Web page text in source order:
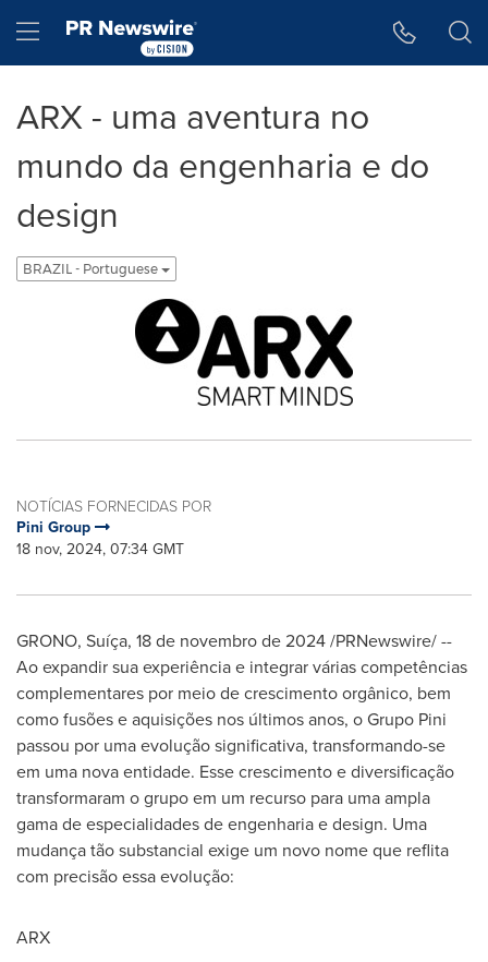
Hamburger menu
ARX - uma aventura no
mundo da engenharia e do
design
BRAZIL - Portuguese
NOTÍCIAS FORNECIDAS POR
Pini Group
18 nov, 2024, 07:34 GMT
GRONO, Suíça, 18 de novembro de 2024/PRNewswire/ --
Ao expandir sua experiência e integrar várias competências
complementares por meio de crescimento orgânico, bem
como fusões e aquisições nos últimos anos, oGrupo Pini
passou por uma evolução significativa, transformando-se
em uma nova entidade. Esse crescimento e diversificação
transformaram o grupo em um recurso para uma ampla
gama de especialidades de engenharia e design. Uma
mudança tão substancial exige um novo nome que reflita
com precisão essa evolução:
ARX